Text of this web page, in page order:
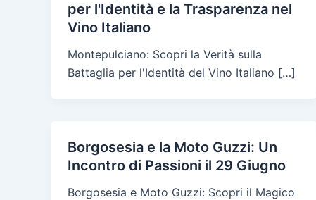
per l'Identità e la Trasparenza nel
Vino Italiano
Montepulciano: Scopri la Verità sulla
Battaglia per l'Identità del Vino Italiano […]
Borgosesia e la Moto Guzzi: Un
Incontro di Passioni il 29 Giugno
Borgosesia e Moto Guzzi: Scopri il Magico